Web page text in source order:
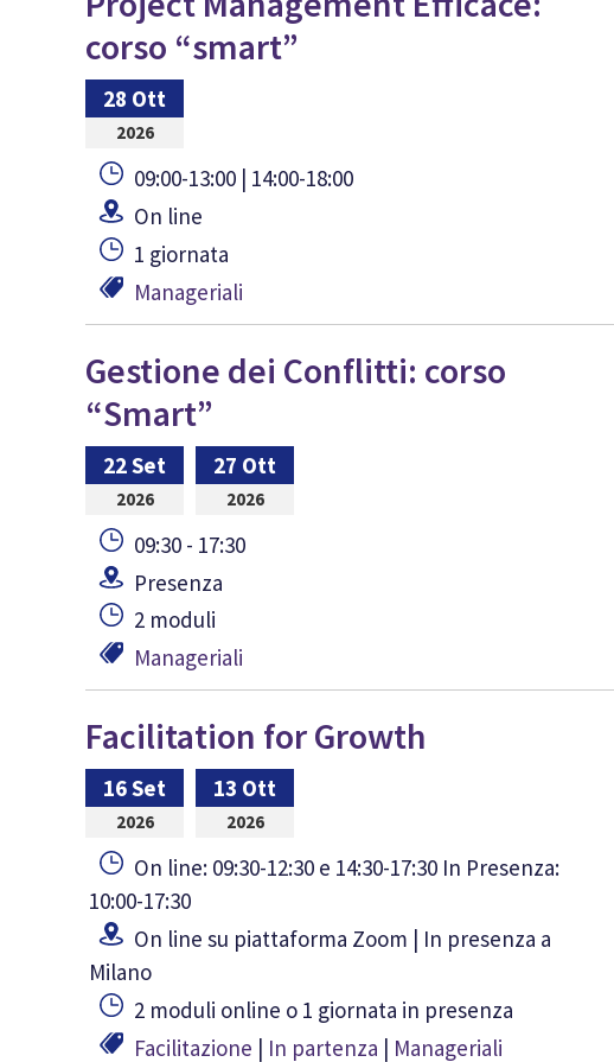
corso “smart”
28 Ott
2026
09:00-13:00 | 14:00-18:00
On line
1 giornata
Manageriali
Gestione dei Conflitti: corso
“Smart”
22 Set
2026
27 Ott
2026
09:30 - 17:30
Presenza
2 moduli
Manageriali
Facilitation for Growth
16 Set
2026
13 Ott
2026
On line: 09:30-12:30 e 14:30-17:30 In Presenza:
10:00-17:30
On line su piattaforma Zoom | In presenza a
Milano
2 moduli online o 1 giornata in presenza
Facilitazione | In partenza | Manageriali